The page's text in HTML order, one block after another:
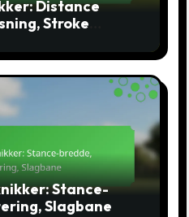
Distance
Stroke
Stance-
Slagbane